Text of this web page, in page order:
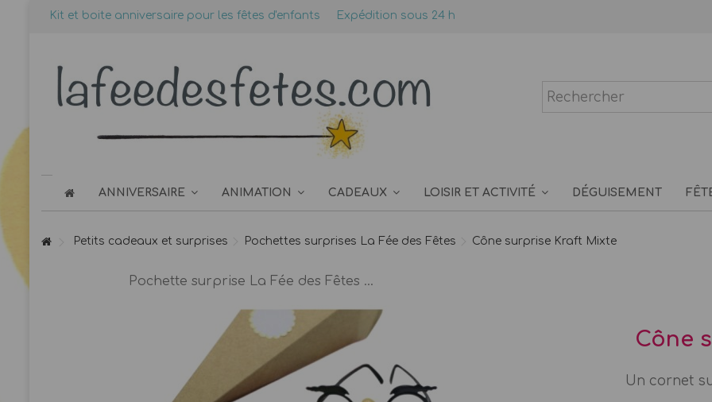
Kit et boite anniversaire pour les fêtes d'enfants Expédition sous 24 h
ANNIVERSAIRE ANIMATION CADEAUX LOISIR ET ACTIVITÉ DÉGUISEMENT
Petits cadeaux et surprises Pochettes surprises La Fée des Fêtes Cône surprise Kraft Mixte
Pochette surprise La Fée des Fêtes ...
Cône
Un cornet